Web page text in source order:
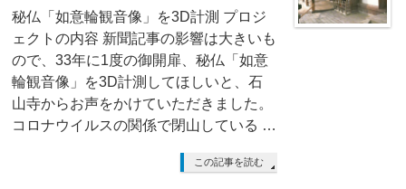
秘仏「如意輪観音像」を3D計測 プロジ
ェクトの内容 新聞記事の影響は大きいも
ので、33年に1度の御開扉、秘仏「如意
輪観音像」を3D計測してほしいと、石
山寺からお声をかけていただきました。
コロナウイルスの関係で閉山している …
この記事を読む